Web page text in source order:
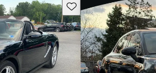
Guarda este Aviso